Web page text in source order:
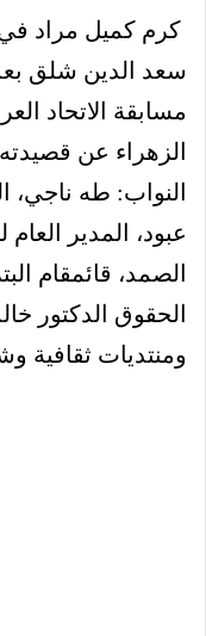
كرم كميل مراد
سعد الدين شلق بعد
مسابقة الاتحاد
الزهراء عن
النواب: طه ناجي،
عبود، المدير العام
الصمد، قائمقام
الحقوق الدكتور
ومنتديات ثقافية